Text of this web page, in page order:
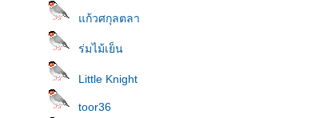
ก้วศกุลตลา
ร่มไม้เย็น
Little Knight
toor36